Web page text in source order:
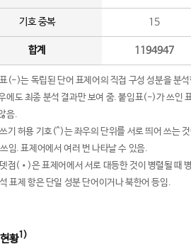
기호 중복 15
합계 1194947
(-)는 독립된 단어 표제어의 직접 구성 성분을 분석
에도 최종 분석 결과만 보여 줌. 붙임표(-)가 쓰인
음.
기 허용 기호(^)는 좌우의 단위를 서로 띄어 쓰는
임. 표제어에서 여러 번 나타날 수 있음.
점(•)은 표제어에서 서로 대등한 것이 병렬될 때
표제 항은 단일 성분 단어이거나 북한어 등임.
황1)